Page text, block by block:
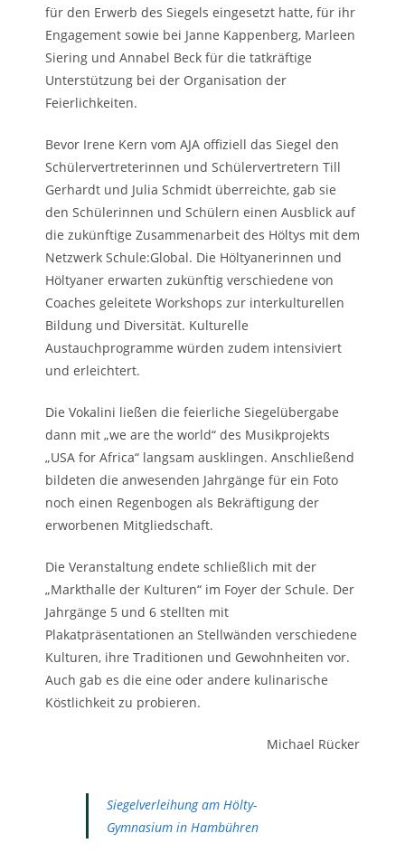
für den Erwerb des Siegels eingesetzt hatte, für ihr
Engagement sowie bei Janne Kappenberg, Marleen
Siering und Annabel Beck für die tatkräftige
Unterstützung bei der Organisation der
Feierlichkeiten.
Bevor Irene Kern vom AJA offiziell das Siegel den
Schülervertreterinnen und Schülervertretern Till
Gerhardt und Julia Schmidt überreichte, gab sie
den Schülerinnen und Schülern einen Ausblick auf
die zukünftige Zusammenarbeit des Höltys mit dem
Netzwerk Schule:Global. Die Höltyanerinnen und
Höltyaner erwarten zukünftig verschiedene von
Coaches geleitete Workshops zur interkulturellen
Bildung und Diversität. Kulturelle
Austauchprogramme würden zudem intensiviert
und erleichtert.
Die Vokalini ließen die feierliche Siegelübergabe
dann mit „we are the world“ des Musikprojekts
„USA for Africa“ langsam ausklingen. Anschließend
bildeten die anwesenden Jahrgänge für ein Foto
noch einen Regenbogen als Bekräftigung der
erworbenen Mitgliedschaft.
Die Veranstaltung endete schließlich mit der
„Markthalle der Kulturen“ im Foyer der Schule. Der
Jahrgänge 5 und 6 stellten mit
Plakatpräsentationen an Stellwänden verschiedene
Kulturen, ihre Traditionen und Gewohnheiten vor.
Auch gab es die eine oder andere kulinarische
Köstlichkeit zu probieren.
Michael Rücker
Siegelverleihung am Hölty-
Gymnasium in Hambühren